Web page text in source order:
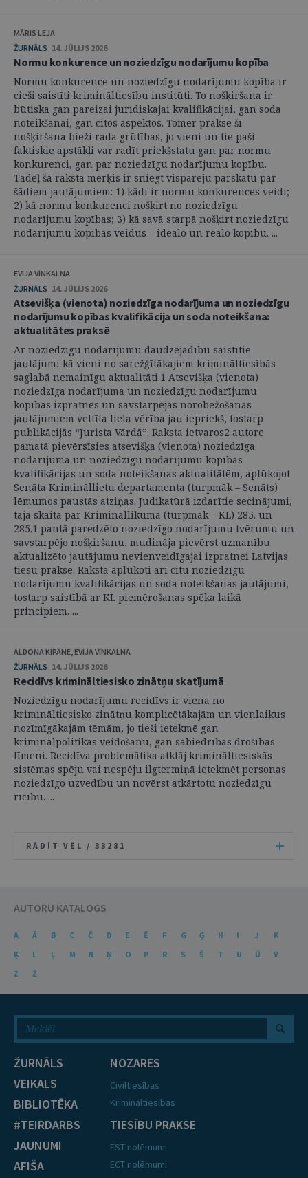
MĀRIS LEJA
ŽURNĀLS 14. JŪLIJS 2026
Normu konkurence un noziedzīgu nodarījumu kopība
Normu konkurence un noziedzīgu nodarījumu kopība ir
cieši saistīti krimināltiesību institūti. To nošķiršana ir
būtiska gan pareizai juridiskajai kvalifikācijai, gan soda
noteikšanai, gan citos aspektos. Tomēr praksē šī
nošķiršana bieži rada grūtības, jo vieni un tie paši
faktiskie apstākļi var radīt priekšstatu gan par normu
konkurenci, gan par noziedzīgu nodarījumu kopību.
Tādēļ šā raksta mērķis ir sniegt vispārēju pārskatu par
šādiem jautājumiem: 1) kādi ir normu konkurences veidi;
2) kā normu konkurenci nošķirt no noziedzīgu
nodarījumu kopības; 3) kā savā starpā nošķirt noziedzīgu
nodarījumu kopības veidus – ideālo un reālo kopību. ...
EVIJA VĪNKALNA
ŽURNĀLS 14. JŪLIJS 2026
Atsevišķa (vienota) noziedzīga nodarījuma un noziedzīgu
nodarījumu kopības kvalifikācija un soda noteikšana:
aktualitātes praksē
Ar noziedzīgu nodarījumu daudzējādību saistītie
jautājumi kā vieni no sarežģītākajiem krimināltiesībās
saglabā nemainīgu aktualitāti.1 Atsevišķa (vienota)
noziedzīga nodarījuma un noziedzīgu nodarījumu
kopības izpratnes un savstarpējās norobežošanas
jautājumiem veltīta liela vērība jau iepriekš, tostarp
publikācijās “Jurista Vārdā”. Raksta ietvaros2 autore
pamatā pievērsīsies atsevišķa (vienota) noziedzīga
nodarījuma un noziedzīgu nodarījumu kopības
kvalifikācijas un soda noteikšanas aktualitātēm, aplūkojot
Senāta Krimināllietu departamenta (turpmāk – Senāts)
lēmumos paustās atziņas. Judikatūrā izdarītie secinājumi,
tajā skaitā par Krimināllikuma (turpmāk – KL) 285. un
285.1 pantā paredzēto noziedzīgo nodarījumu tvērumu un
savstarpējo nošķiršanu, mudināja pievērst uzmanību
aktualizēto jautājumu nevienveidīgajai izpratnei Latvijas
tiesu praksē. Rakstā aplūkoti arī citu noziedzīgu
nodarījumu kvalifikācijas un soda noteikšanas jautājumi,
tostarp saistībā ar KL piemērošanas spēka laikā
principiem. ...
ALDONA KIPĀNE, EVIJA VĪNKALNA
ŽURNĀLS 14. JŪLIJS 2026
Recidīvs krimināltiesisko zinātņu skatījumā
Noziedzīgu nodarījumu recidīvs ir viena no
krimināltiesisko zinātņu komplicētākajām un vienlaikus
nozīmīgākajām tēmām, jo tieši ietekmē gan
kriminālpolitikas veidošanu, gan sabiedrības drošības
līmeni. Recidīva problemātika atklāj krimināltiesiskās
sistēmas spēju vai nespēju ilgtermiņā ietekmēt personas
noziedzīgo uzvedību un novērst atkārtotu noziedzīgu
rīcību. ...
RĀDĪT VĒL / 33281
AUTORU KATALOGS
A Ā B C Č D E Ē F G Ģ H I J
K
Ķ
L Ļ M N Ņ O P R S Š T U Ū
V
Z
Ž
ŽURNĀLS
VEIKALS
BIBLIOTĒKA
#TEIRDARBS
JAUNUMI
AFIŠA
NOZARES
Civiltiesības
Krimināltiesības
TIESĪBU PRAKSE
EST nolēmumi
ECT nolēmumi